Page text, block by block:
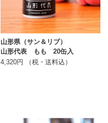
山形県（サン＆リブ）
山形代表 もも 20缶入
4,320円 （税・送料込）